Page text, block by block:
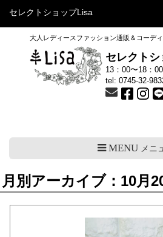
セレクトショップLisa
大人レディースファッション通販＆コーデ
セレクト
13：00〜18：
tel: 0745-32-
MENUメニ
月別アーカイブ：10月